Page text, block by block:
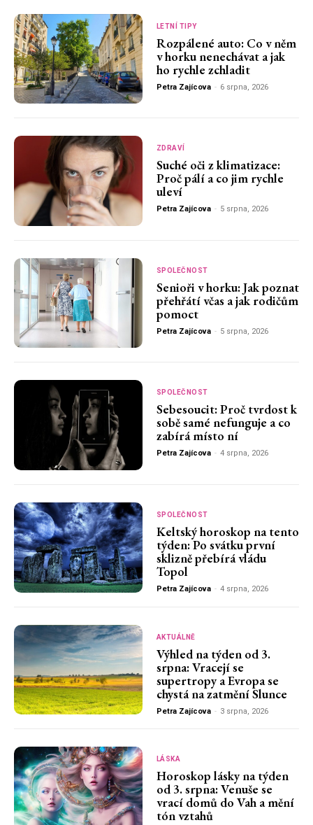
LETNÍ TIPY
Rozpálené auto: Co v něm
v horku nenechávat a jak
ho rychle zchladit
Petra Zajícova - 6 srpna, 2026
ZDRAVÍ
Suché oči z klimatizace:
Proč pálí a co jim rychle
uleví
Petra Zajícova - 5 srpna, 2026
SPOLEČNOST
Senioři v horku: Jak poznat
přehřátí včas a jak rodičům
pomoct
Petra Zajícova - 5 srpna, 2026
SPOLEČNOST
Sebesoucit: Proč tvrdost k
sobě samé nefunguje a co
zabírá místo ní
Petra Zajícova - 4 srpna, 2026
SPOLEČNOST
Keltský horoskop na tento
týden: Po svátku první
sklizně přebírá vládu
Topol
Petra Zajícova - 4 srpna, 2026
AKTUÁLNĚ
Výhled na týden od 3.
srpna: Vracejí se
supertropy a Evropa se
chystá na zatmění Slunce
Petra Zajícova - 3 srpna, 2026
LÁSKA
Horoskop lásky na týden
od 3. srpna: Venuše se
vrací domů do Vah a mění
tón vztahů